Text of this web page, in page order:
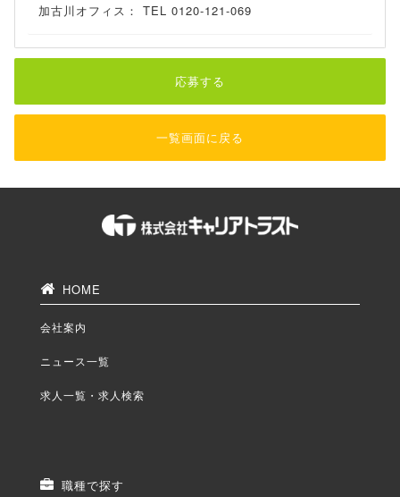
加古川オフィス： TEL 0120-121-069
応募する
一覧画面に戻る
HOME
会社案内
ニュース一覧
求人一覧・求人検索
職種で探す